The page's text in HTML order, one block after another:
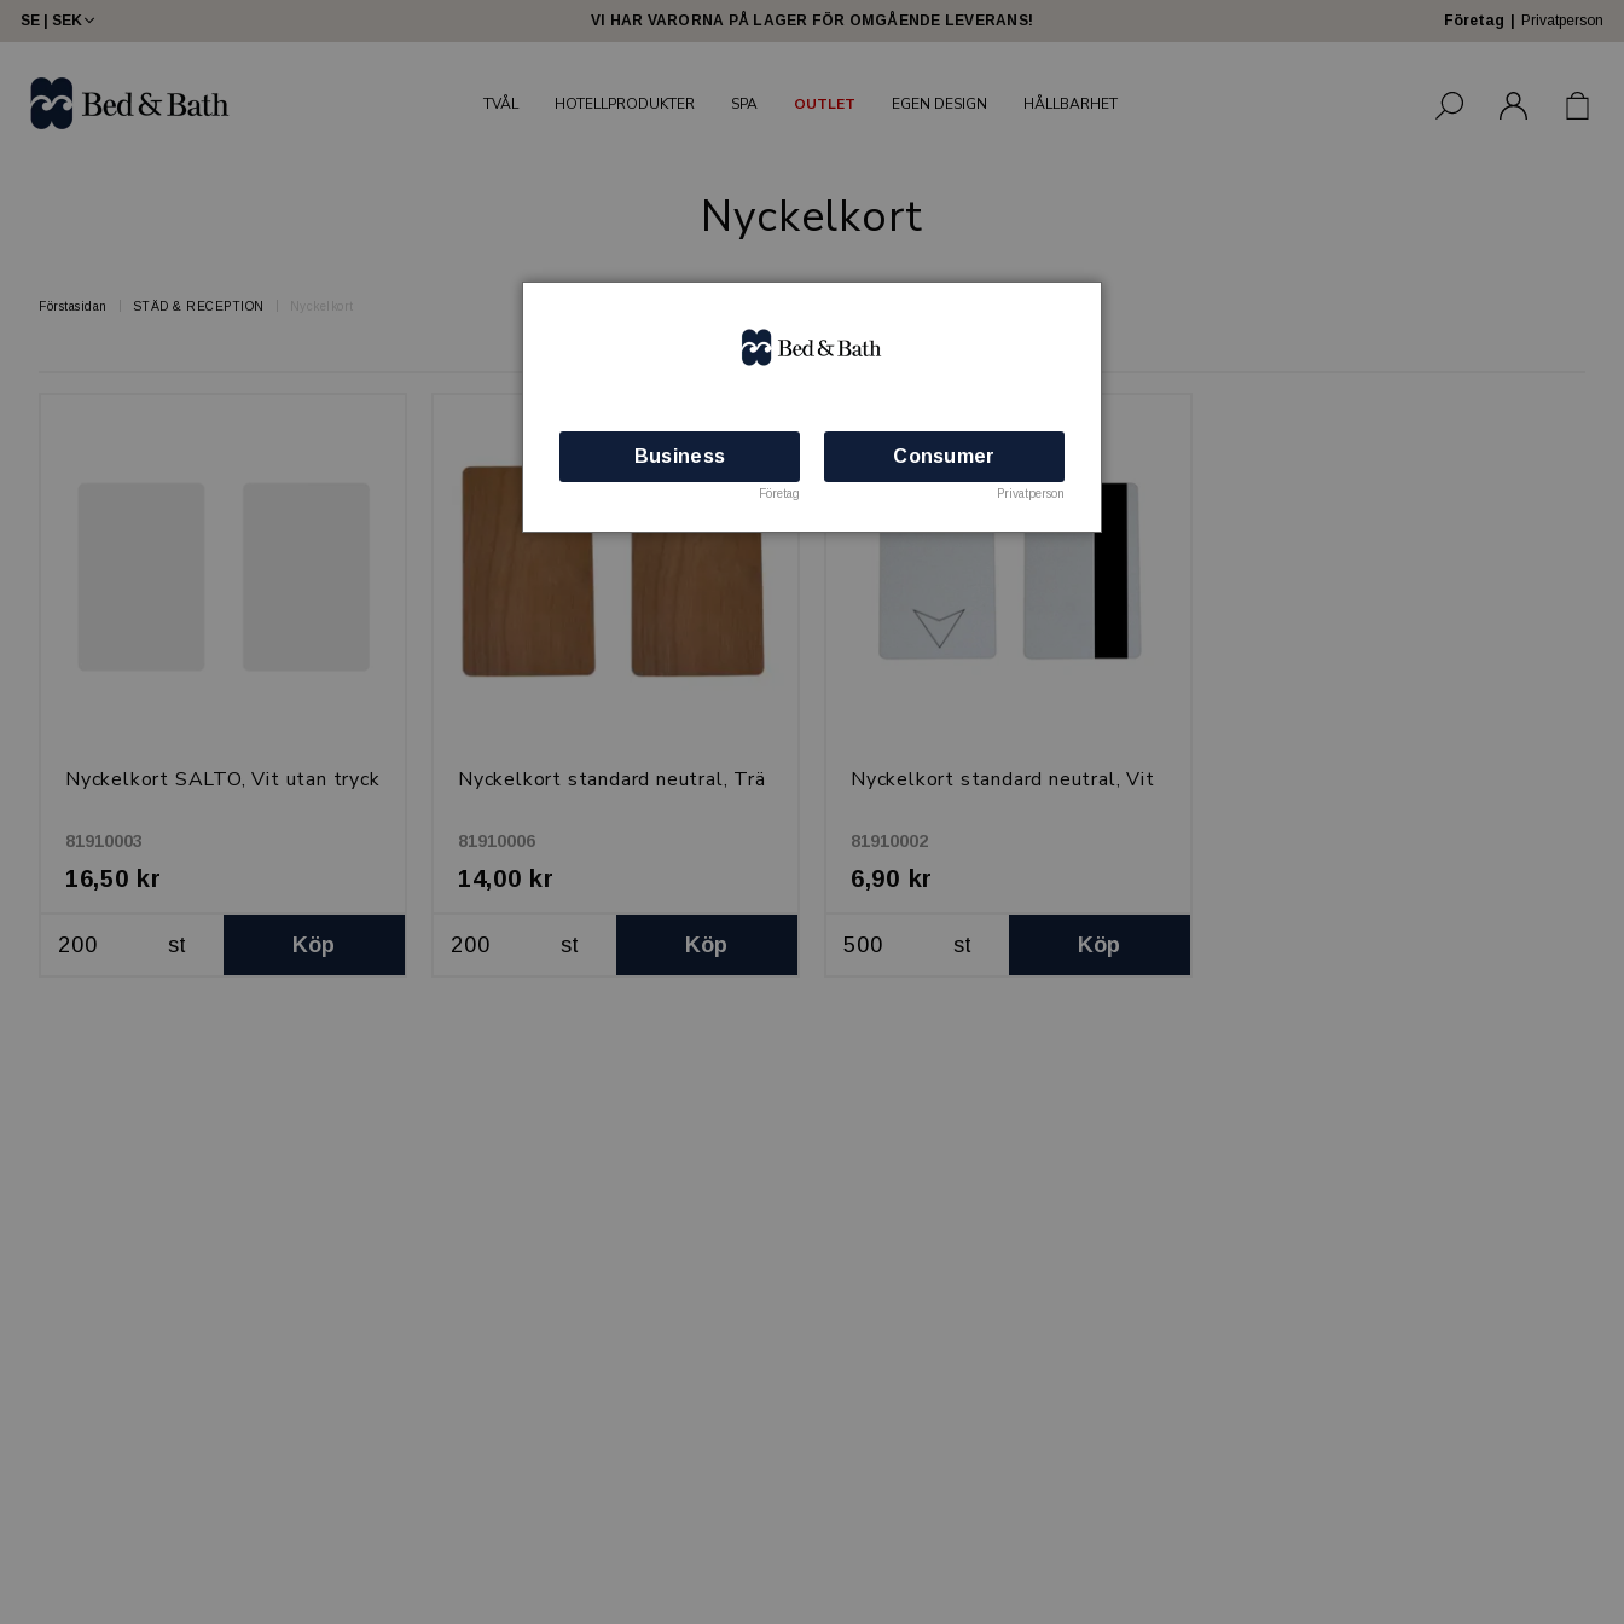
share23
SE | SEK Företag Privatperson
VI HAR VARORNA PÅ LAGER FÖR OMGÅENDE LEVERANS!
TVÅL HOTELLPRODUKTER SPA OUTLET EGEN DESIGN HÅLLBARHET
Nyckelkort
Förstasidan STÄD & RECEPTION Nyckelkort
3 produkter
Nyckelkort SALTO, Vit utan tryck
81910003
16,50 kr
st Köp
Nyckelkort standard neutral, Trä
81910006
14,00 kr
st Köp
Nyckelkort standard neutral, Vit
81910002
6,90 kr
st Köp
Business
Företag
Consumer
Privatperson